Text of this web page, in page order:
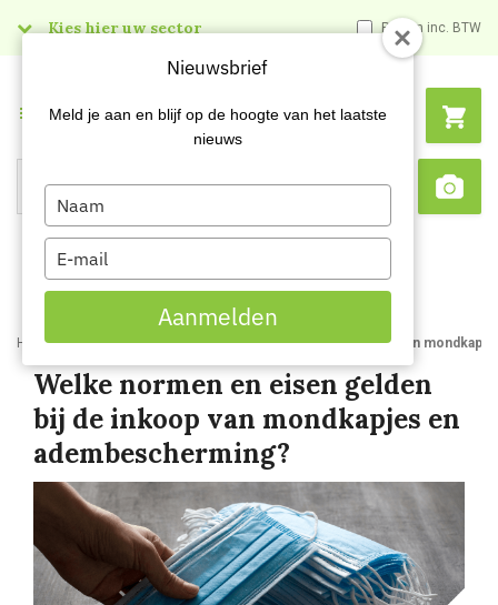
Kies hier uw sector Prijzen inc. BTW
Search
Menu
Home Blog Welke normen en eisen gelden bij de inkoop van
Welke normen en eisen gelden
bij de inkoop van mondkapjes en
adembescherming?
Nieuwsbrief
Meld je aan en blijf op de hoogte van het laatste
nieuws
Type
your
name
Type
your
email
Aanmelden